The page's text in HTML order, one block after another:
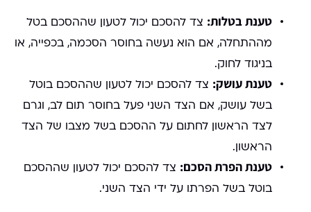
טענת בטלות: צד להסכם יכול לטעון שההסכם בטל
מההתחלה, אם הוא נעשה בחוסר הסכמה, בכפייה, או
בניגוד לחוק.
טענת עושק: צד להסכם יכול לטעון שההסכם בוטל
בשל עושק, אם הצד השני פעל בחוסר תום לב, וגרם
לצד הראשון לחתום על ההסכם בשל מצבו של הצד
הראשון.
טענת הפרת הסכם: צד להסכם יכול לטעון שההסכם
בוטל בשל הפרתו על ידי הצד השני.